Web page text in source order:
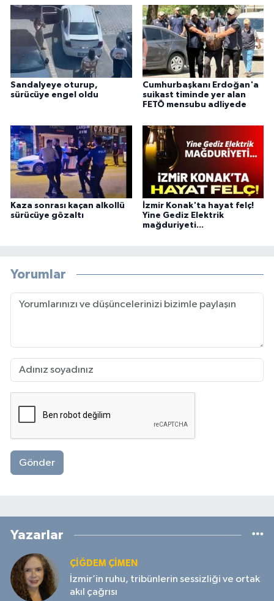
Sandalyeye oturup,
sürücüye engel oldu
Cumhurbaşkanı Erdoğan'a
suikast timinde yer alan
FETÖ mensubu adliyede
Kaza sonrası kaçan alkollü
sürücüye gözaltı
İzmir Konak'ta hayat felç!
Yine Gediz Elektrik
mağduriyeti...
Yorumlar
Gönder
Yazarlar
ÇIĞDEM ÇIMEN
İzmir’in ruhu, tribünlerin sessizliği ve ortak
akıl çağrısı